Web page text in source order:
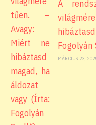
A
Fogolyán
MÁRCIUS 23,